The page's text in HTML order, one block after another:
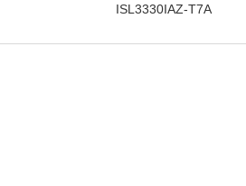
ISL3330IAZ-T7A